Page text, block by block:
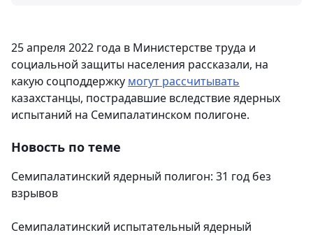
25 апреля 2022 года в Министерстве труда и
социальной защиты населения рассказали, на
какую соцподдержку могут рассчитывать
казахстанцы, пострадавшие вследствие ядерных
испытаний на Семипалатинском полигоне.
Новость по теме
Семипалатинский ядерный полигон: 31 год без
взрывов
Семипалатинский испытательный ядерный